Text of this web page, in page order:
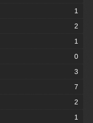
1
2
1
0
3
7
2
1